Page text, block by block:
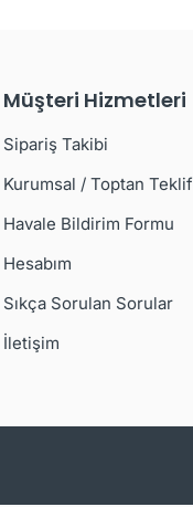
Müşteri Hizmetleri
Sipariş Takibi
Kurumsal / Toptan Teklif
Havale Bildirim Formu
Hesabım
Sıkça Sorulan Sorular
İletişim